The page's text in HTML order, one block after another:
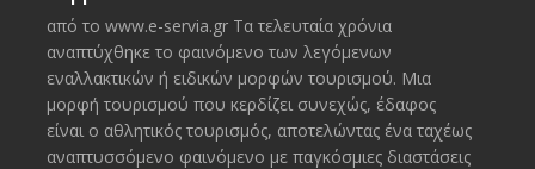
από το www.e-servia.gr Τα τελευταία χρόνια
αναπτύχθηκε το φαινόμενο των λεγόμενων
εναλλακτικών ή ειδικών μορφών τουρισμού. Μια
μορφή τουρισμού που κερδίζει συνεχώς, έδαφος
είναι ο αθλητικός τουρισμός, αποτελώντας ένα ταχέως
αναπτυσσόμενο φαινόμενο με παγκόσμιες διαστάσεις